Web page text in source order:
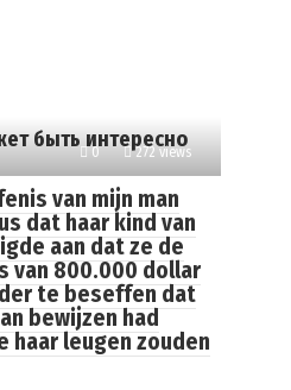
быть интересно
0 272 views
van mijn man
dat haar kind van
aan dat ze de
van 800.000 dollar
te beseffen dat
bewijzen had
haar leugen zouden